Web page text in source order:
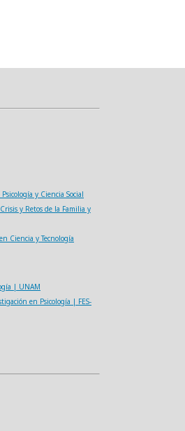
y Ciencia Social
y Retos de la Familia y
Ciencia y Tecnología
| UNAM
en Psicología | FES-